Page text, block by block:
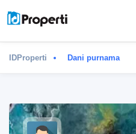
IDProperti Dani purnama